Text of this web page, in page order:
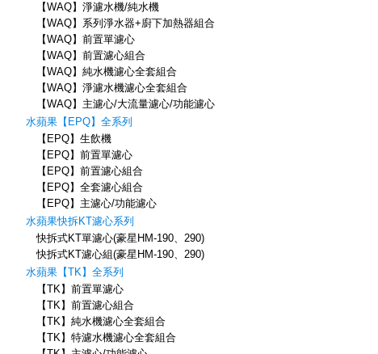
【WAQ】淨濾水機/純水機
【WAQ】系列淨水器+廚下加熱器組合
【WAQ】前置單濾心
【WAQ】前置濾心組合
【WAQ】純水機濾心全套組合
【WAQ】淨濾水機濾心全套組合
【WAQ】主濾心/大流量濾心/功能濾心
水蘋果【EPQ】全系列
【EPQ】生飲機
【EPQ】前置單濾心
【EPQ】前置濾心組合
【EPQ】全套濾心組合
【EPQ】主濾心/功能濾心
水蘋果快拆KT濾心系列
快拆式KT單濾心(豪星HM-190、290)
快拆式KT濾心組(豪星HM-190、290)
水蘋果【TK】全系列
【TK】前置單濾心
【TK】前置濾心組合
【TK】純水機濾心全套組合
【TK】特濾水機濾心全套組合